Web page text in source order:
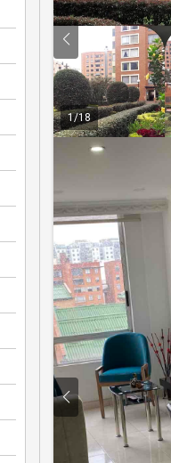
1/18